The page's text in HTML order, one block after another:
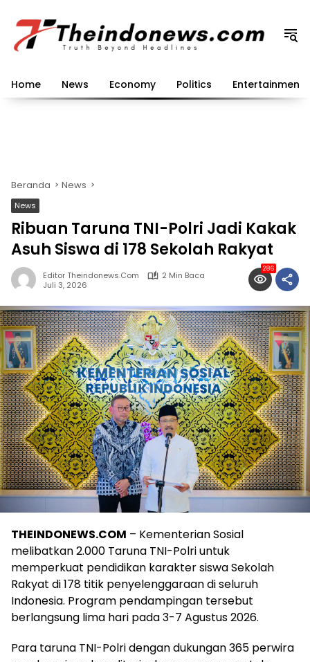
konten
Home News Economy Politics Entertainment
Beranda News
News
Ribuan Taruna TNI-Polri Jadi Kakak
Asuh Siswa di 178 Sekolah Rakyat
Editor Theindonews.com
2 Min Baca
Juli 3, 2026
286
THEINDONEWS.COM – Kementerian Sosial
melibatkan 2.000 Taruna TNI-Polri untuk
memperkuat pendidikan karakter siswa Sekolah
Rakyat di 178 titik penyelenggaraan di seluruh
Indonesia. Program pendampingan tersebut
berlangsung lima hari pada 3-7 Agustus 2026.
Para taruna TNI-Polri dengan dukungan 365 perwira